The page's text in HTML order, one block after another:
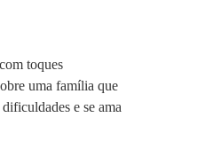
toques
uma família que
e se ama